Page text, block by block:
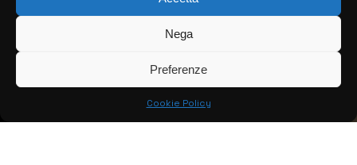
Nega
Preferenze
Cookie Policy